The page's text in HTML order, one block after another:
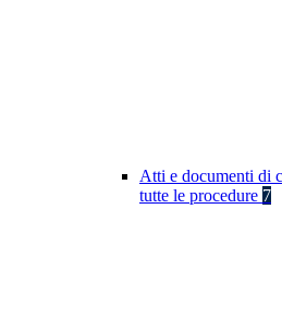
Atti e documenti di
tutte le procedure 7